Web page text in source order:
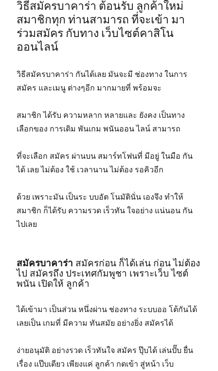
วิธีสมัครบาคาร่า ต้อนรับ ลูกค้าใหม่
สมาชิกทุก ท่านสามารถ ที่จะเข้า มา
ร่วมสมัคร กับทาง เว็บไซต์คาสิโน
ออนไลน์
วิธีสมัครบาคาร่า กันได้เลย มันจะมี ช่องทาง ในการ
สมัคร และเมนู ต่างๆอีก มากมายที่ พร้อมจะ
สมาชิก ได้รับ ความหลาก หลายและ ยังคง เป็นทาง
เลือกของ การเดิม พันเกม พนันออน ไลน์ สามารถ
ที่จะเลือก สมัคร ผ่านบน สมาร์ทโฟนที่ มีอยู่ ในมือ กัน
ได้ เลย ไม่ต้อง ใช้ เวลานาน ไม่ต้อง รอคิวอีก
ด้วย เพราะมัน เป็นระ บบอัต โนมัตินั่น เองจึง ทำให้
สมาชิก ก็ได้รับ ความรวด เร็วทัน ใจอย่าง แน่นอน กัน
ไปเลย
สมัครบาคาร่า สมัครก่อน ก็ได้เล่น ก่อน ไม่ต้อง
ไป สมัครถึง ประเทศกัมพูชา เพราะเว็บ ไซต์
พนัน เปิดให้ ลูกค้า
ได้เข้ามา เป็นส่วน หนึ่งผ่าน ช่องทาง ระบบออ โต้กันได้
เลยเป็น เกมที่ มีความ ทันสมัย อย่างยิ่ง สมัครได้
ง่ายอนุมัติ อย่างรวด เร็วทันใจ สมัคร ปุ๊บได้ เล่นปั๊บ ยื่น
เรื่อง แป๊บเดียว เพียงแค่ ลูกค้า กดเข้า สู่หน้า เว็บ